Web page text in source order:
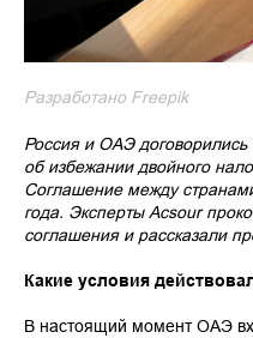
Разработано Freepik
Россия и ОАЭ договорились
об избежании двойного
Соглашение между
года. Эксперты Acsour
соглашения и рассказали
Какие условия
В настоящий момент ОАЭ